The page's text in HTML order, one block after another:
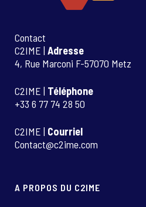
Contact
C2IME | Adresse
4, Rue Marconi F-57070 Metz
C2IME | Téléphone
+33 6 77 74 28 50
C2IME | Courriel
Contact@c2ime.com
A PROPOS DU C2IME